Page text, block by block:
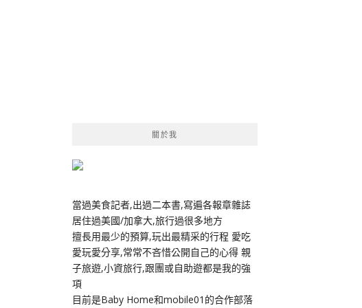
關於我
當過美食記者,出過二本書,寫遍各報章雜誌
居住過美國/加拿大,旅行過很多地方
擅長用最少的預算,玩出最精采的行程 愛吃
愛玩愛分享,常常不吝惜公開自己的心得 親
子旅遊,小資旅行,跟團或自助遊都是我的強
項
目前是Baby Home和mobile01的合作部落